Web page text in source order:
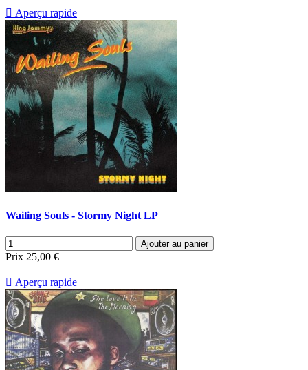
 Aperçu rapide
Wailing Souls - Stormy Night LP
Ajouter au panier
Prix 25,00 €
 Aperçu rapide